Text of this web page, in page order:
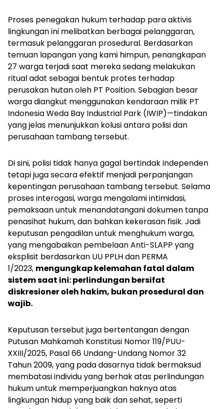
Proses penegakan hukum terhadap para aktivis
lingkungan ini melibatkan berbagai pelanggaran,
termasuk pelanggaran prosedural. Berdasarkan
temuan lapangan yang kami himpun, penangkapan
27 warga terjadi saat mereka sedang melakukan
ritual adat sebagai bentuk protes terhadap
perusakan hutan oleh PT Position. Sebagian besar
warga diangkut menggunakan kendaraan milik PT
Indonesia Weda Bay Industrial Park (IWIP)—tindakan
yang jelas menunjukkan kolusi antara polisi dan
perusahaan tambang tersebut.
Di sini, polisi tidak hanya gagal bertindak independen
tetapi juga secara efektif menjadi perpanjangan
kepentingan perusahaan tambang tersebut. Selama
proses interogasi, warga mengalami intimidasi,
pemaksaan untuk menandatangani dokumen tanpa
penasihat hukum, dan bahkan kekerasan fisik. Jadi
keputusan pengadilan untuk menghukum warga,
yang mengabaikan pembelaan Anti-SLAPP yang
eksplisit berdasarkan UU PPLH dan PERMA
1/2023, mengungkap kelemahan fatal dalam
sistem saat ini: perlindungan bersifat
diskresioner oleh hakim, bukan prosedural dan
wajib.
Keputusan tersebut juga bertentangan dengan
Putusan Mahkamah Konstitusi Nomor 119/PUU-
XXIII/2025, Pasal 66 Undang-Undang Nomor 32
Tahun 2009, yang pada dasarnya tidak bermaksud
membatasi individu yang berhak atas perlindungan
hukum untuk memperjuangkan haknya atas
lingkungan hidup yang baik dan sehat, seperti